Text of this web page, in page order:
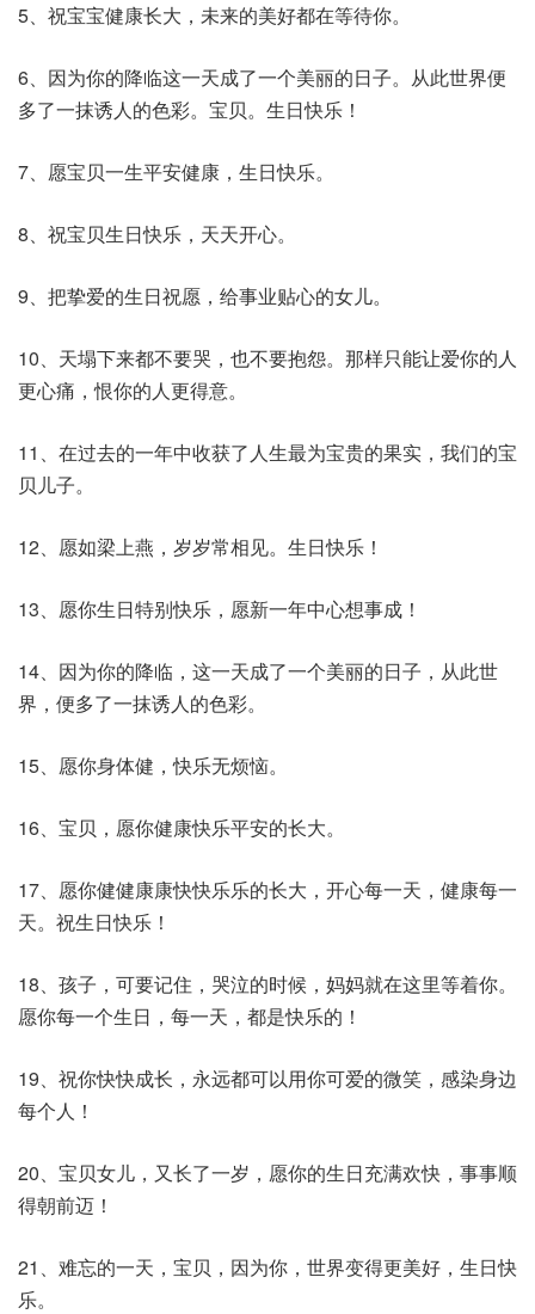
5、祝宝宝健康长大，未来的美好都在等待你。
6、因为你的降临这一天成了一个美丽的日子。从此世界便
多了一抹诱人的色彩。宝贝。生日快乐！
7、愿宝贝一生平安健康，生日快乐。
8、祝宝贝生日快乐，天天开心。
9、把挚爱的生日祝愿，给事业贴心的女儿。
10、天塌下来都不要哭，也不要抱怨。那样只能让爱你的人
更心痛，恨你的人更得意。
11、在过去的一年中收获了人生最为宝贵的果实，我们的宝
贝儿子。
12、愿如梁上燕，岁岁常相见。生日快乐！
13、愿你生日特别快乐，愿新一年中心想事成！
14、因为你的降临，这一天成了一个美丽的日子，从此世
界，便多了一抹诱人的色彩。
15、愿你身体健，快乐无烦恼。
16、宝贝，愿你健康快乐平安的长大。
17、愿你健健康康快快乐乐的长大，开心每一天，健康每一
天。祝生日快乐！
18、孩子，可要记住，哭泣的时候，妈妈就在这里等着你。
愿你每一个生日，每一天，都是快乐的！
19、祝你快快成长，永远都可以用你可爱的微笑，感染身边
每个人！
20、宝贝女儿，又长了一岁，愿你的生日充满欢快，事事顺
得朝前迈！
21、难忘的一天，宝贝，因为你，世界变得更美好，生日快
乐。